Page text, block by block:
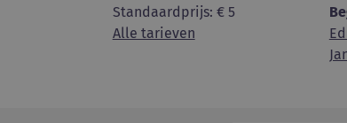
Standaardprijs: € 5
Alle tarieven